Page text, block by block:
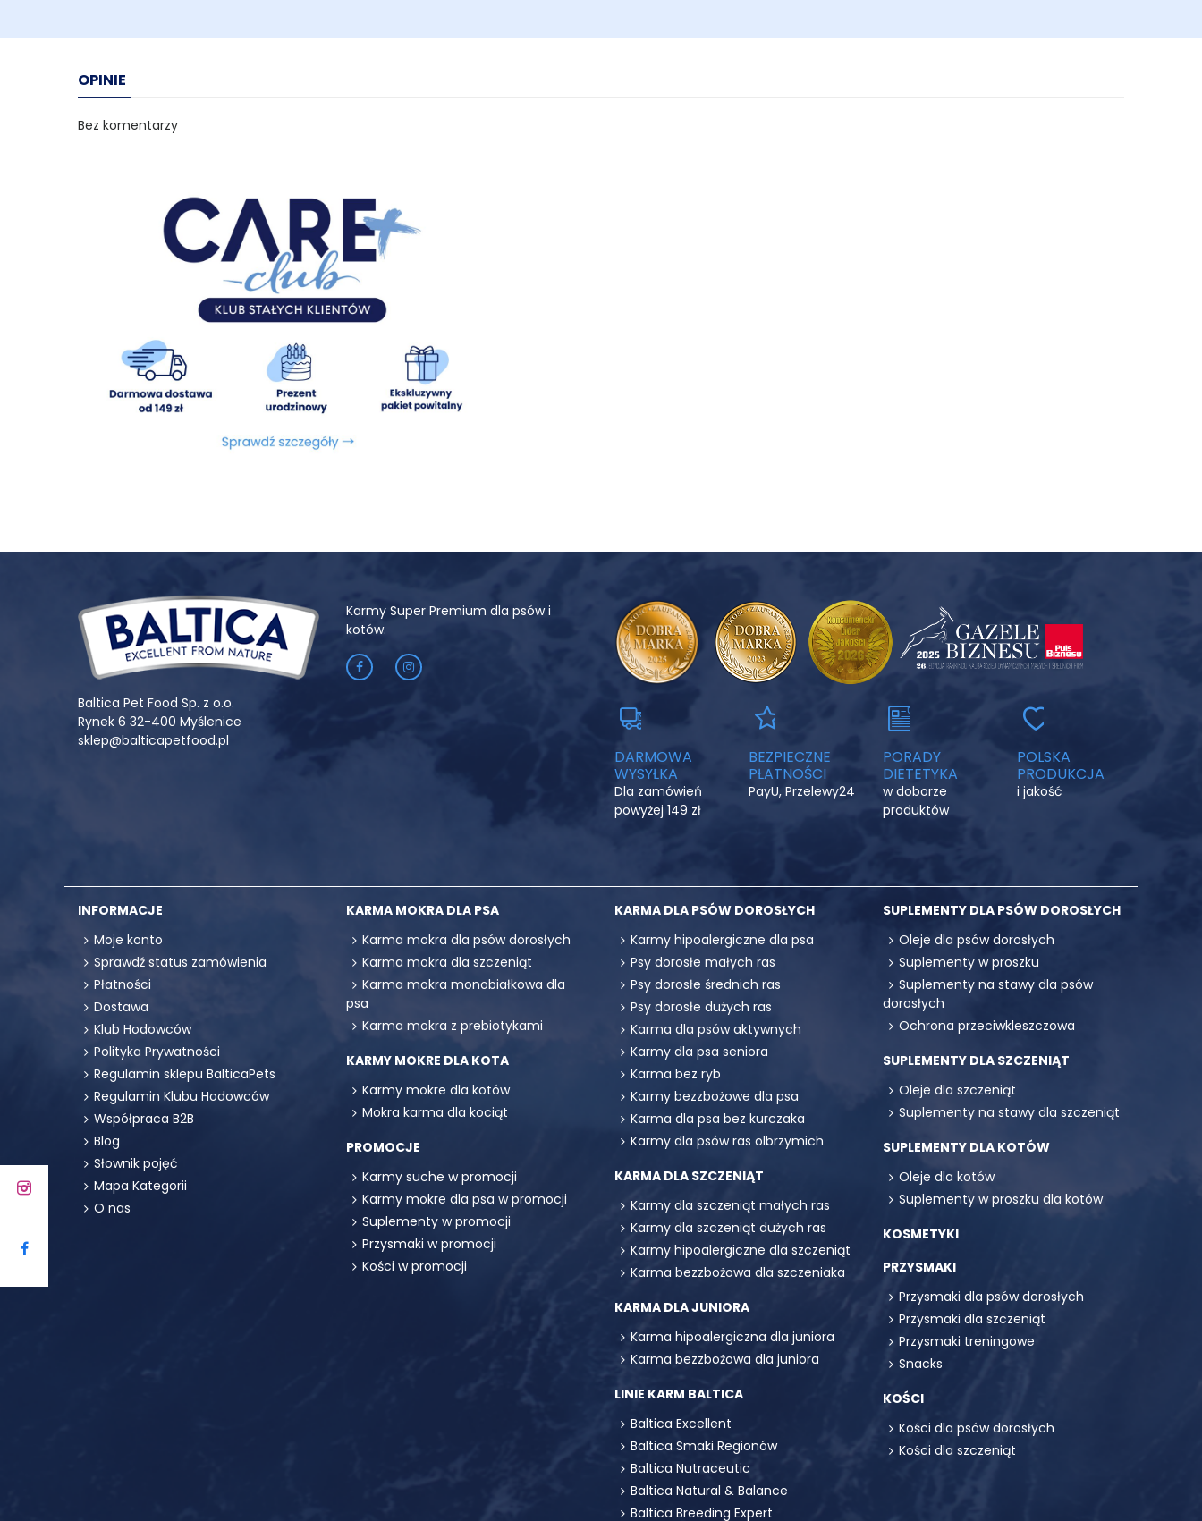
OPINIE
Bez komentarzy
Baltica Pet Food Sp. z o.o.
Rynek 6 32-400 Myślenice
sklep@balticapetfood.pl
Karmy Super Premium dla psów i
kotów.
DARMOWA
WYSYŁKA
Dla zamówień
powyżej 149 zł
BEZPIECZNE
PŁATNOŚCI
PayU, Przelewy24
PORADY
DIETETYKA
w doborze
produktów
POLSKA
PRODUKCJA
i jakość
INFORMACJE
Moje konto
Sprawdź status zamówienia
Płatności
Dostawa
Klub Hodowców
Polityka Prywatności
Regulamin sklepu BalticaPets
Regulamin Klubu Hodowców
Współpraca B2B
Blog
Słownik pojęć
Mapa Kategorii
O nas
KARMA MOKRA DLA PSA
Karma mokra dla psów dorosłych
Karma mokra dla szczeniąt
Karma mokra monobiałkowa dla
psa
Karma mokra z prebiotykami
KARMY MOKRE DLA KOTA
Karmy mokre dla kotów
Mokra karma dla kociąt
PROMOCJE
Karmy suche w promocji
Karmy mokre dla psa w promocji
Suplementy w promocji
Przysmaki w promocji
Kości w promocji
KARMA DLA PSÓW DOROSŁYCH
Karmy hipoalergiczne dla psa
Psy dorosłe małych ras
Psy dorosłe średnich ras
Psy dorosłe dużych ras
Karma dla psów aktywnych
Karmy dla psa seniora
Karma bez ryb
Karmy bezzbożowe dla psa
Karma dla psa bez kurczaka
Karmy dla psów ras olbrzymich
KARMA DLA SZCZENIĄT
Karmy dla szczeniąt małych ras
Karmy dla szczeniąt dużych ras
Karmy hipoalergiczne dla szczeniąt
Karma bezzbożowa dla szczeniaka
KARMA DLA JUNIORA
Karma hipoalergiczna dla juniora
Karma bezzbożowa dla juniora
LINIE KARM BALTICA
Baltica Excellent
Baltica Smaki Regionów
Baltica Nutraceutic
Baltica Natural & Balance
Baltica Breeding Expert
SUPLEMENTY DLA PSÓW DOROSŁYCH
Oleje dla psów dorosłych
Suplementy w proszku
Suplementy na stawy dla psów
dorosłych
Ochrona przeciwkleszczowa
SUPLEMENTY DLA SZCZENIĄT
Oleje dla szczeniąt
Suplementy na stawy dla szczeniąt
SUPLEMENTY DLA KOTÓW
Oleje dla kotów
Suplementy w proszku dla kotów
KOSMETYKI
PRZYSMAKI
Przysmaki dla psów dorosłych
Przysmaki dla szczeniąt
Przysmaki treningowe
Snacks
KOŚCI
Kości dla psów dorosłych
Kości dla szczeniąt